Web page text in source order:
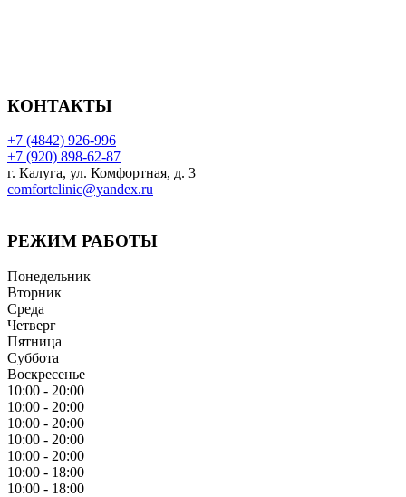
КОНТАКТЫ
+7 (4842) 926-996
+7 (920) 898-62-87
г. Калуга, ул. Комфортная, д. 3
comfortclinic@yandex.ru
РЕЖИМ РАБОТЫ
Понедельник
Вторник
Среда
Четверг
Пятница
Суббота
Воскресенье
10:00 - 20:00
10:00 - 20:00
10:00 - 20:00
10:00 - 20:00
10:00 - 20:00
10:00 - 18:00
10:00 - 18:00